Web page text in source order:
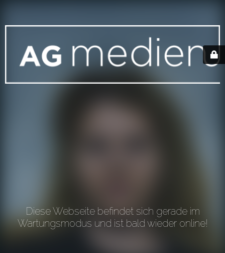
Diese Webseite befindet sich gerade im
Wartungsmodus und ist bald wieder online!